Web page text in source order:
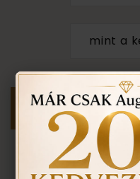
mint a
Személyes
Király u. 1/b címen